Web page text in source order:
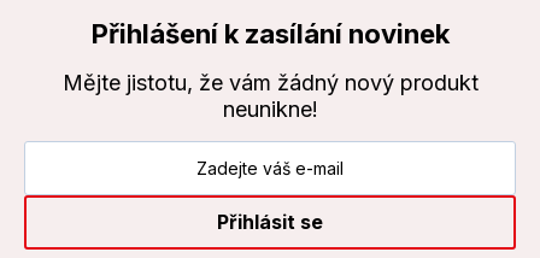
Přihlášení k zasílání novinek
Mějte jistotu, že vám žádný nový produkt
neunikne!
Přihlásit se